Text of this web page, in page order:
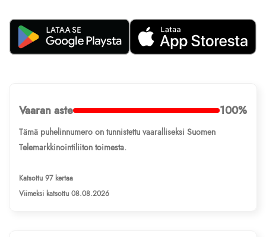
Vaaran aste 100%
Tämä puhelinnumero on tunnistettu vaaralliseksi Suomen
Telemarkkinointiliiton toimesta.
Katsottu 97 kertaa
Viimeksi katsottu 08.08.2026